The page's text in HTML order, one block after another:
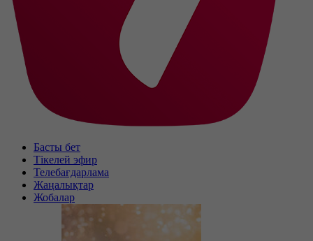
Басты бет
Тікелей эфир
Телебағдарлама
Жаңалықтар
Жобалар